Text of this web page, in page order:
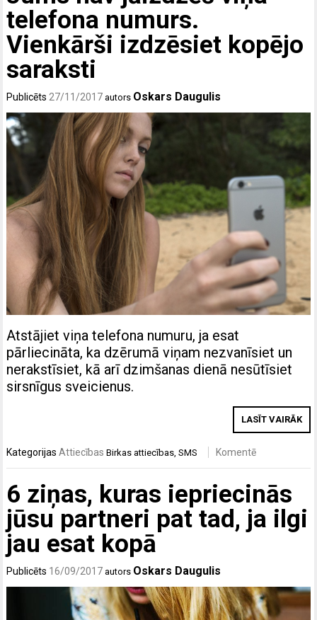
telefona numurs.
Vienkārši izdzēsiet kopējo
saraksti
Publicēts 27/11/2017 autors Oskars Daugulis
Atstājiet viņa telefona numuru, ja esat
pārliecināta, ka dzērumā viņam nezvanīsiet un
nerakstīsiet, kā arī dzimšanas dienā nesūtīsiet
sirsnīgus sveicienus.
LASĪT VAIRĀK
KategorijasAttiecības Birkasattiecības ,SMS Komentē
6 ziņas, kuras iepriecinās
jūsu partneri pat tad, ja ilgi
jau esat kopā
Publicēts 16/09/2017 autors Oskars Daugulis